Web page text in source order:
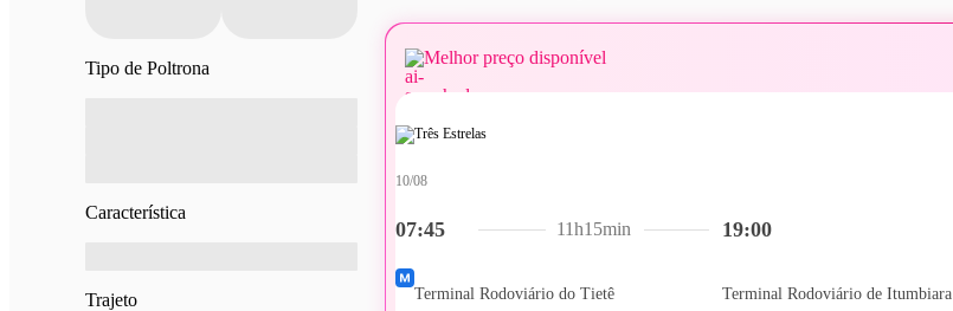
Tipo de Poltrona
Característica
Trajeto
Melhor preço disponível
07:45
10/08
Terminal Rodoviário do Tietê
19:00
Terminal Rodoviário de Itumbiara
11h15min